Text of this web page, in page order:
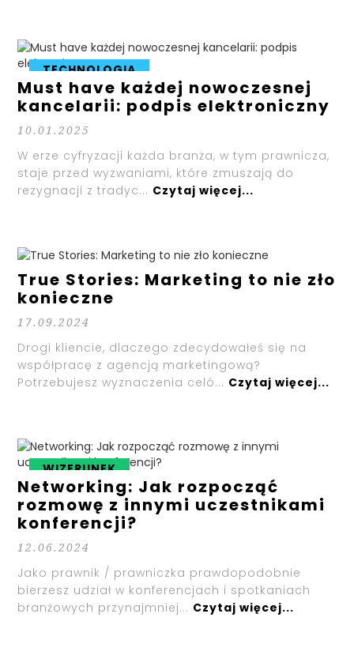
TECHNOLOGIA
Must have każdej nowoczesnej
kancelarii: podpis elektroniczny
10.01.2025
W erze cyfryzacji każda branża, w tym prawnicza,
staje przed wyzwaniami, które zmuszają do
rezygnacji z tradyc... Czytaj więcej...
E-MARKETING
True Stories: Marketing to nie zło
konieczne
17.09.2024
Drogi kliencie, dlaczego zdecydowałeś się na
współpracę z agencją marketingową?
Potrzebujesz wyznaczenia celó... Czytaj więcej...
WIZERUNEK
Networking: Jak rozpocząć
rozmowę z innymi uczestnikami
konferencji?
12.06.2024
Jako prawnik / prawniczka prawdopodobnie
bierzesz udział w konferencjach i spotkaniach
branżowych przynajmniej... Czytaj więcej...